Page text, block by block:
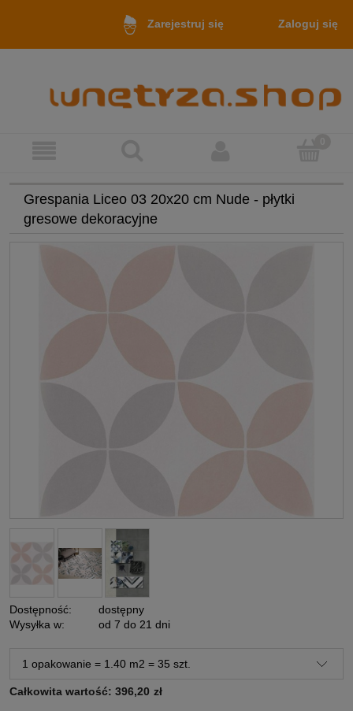
Zarejestruj się Zaloguj się
Grespania Liceo 03 20x20 cm Nude - płytki
gresowe dekoracyjne
Dostępność:
dostępny
Wysyłka w:
od 7 do 21 dni
Całkowita wartość: 396,20 zł